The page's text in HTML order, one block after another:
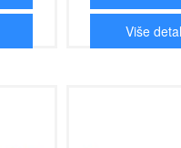
Više